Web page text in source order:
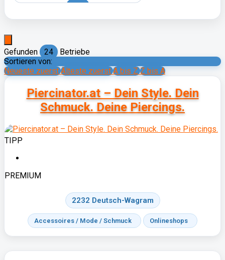
Gefunden 24
Betriebe
Sortieren von:
Neueste zuerstÄlteste zuerstA bis ZZ bis A
Piercinator.at – Dein Style. Dein
Schmuck. Deine Piercings.
TIPP
PREMIUM
2232 Deutsch-Wagram
Accessoires / Mode / Schmuck Onlineshops